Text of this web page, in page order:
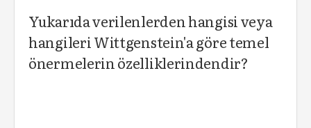
Yukarıda verilenlerden hangisi veya
hangileri Wittgenstein'a göre temel
önermelerin özelliklerindendir?